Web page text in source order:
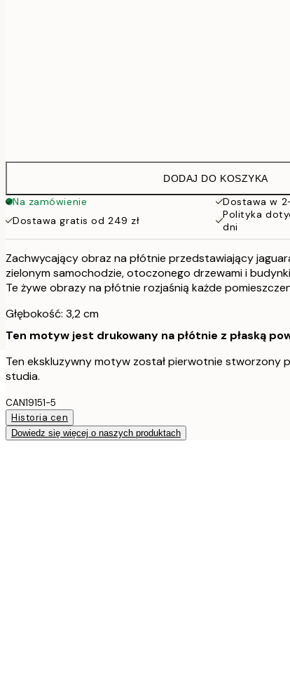
DODAJ DO KOSZYKA
Na zamówienie
Dostawa w
Dostawa gratis od 249 zł
Polityka
dni
Zachwycający obraz na płótnie przedstawiający
zielonym samochodzie, otoczonego drzewami i
Te żywe obrazy na płótnie rozjaśnią każde
Głębokość: 3,2 cm
Ten motyw jest drukowany na płótnie z płaską
Ten ekskluzywny motyw został pierwotnie stworzony
studia.
CAN19151-5
Historia cen
Dowiedz się więcej o naszych produktach